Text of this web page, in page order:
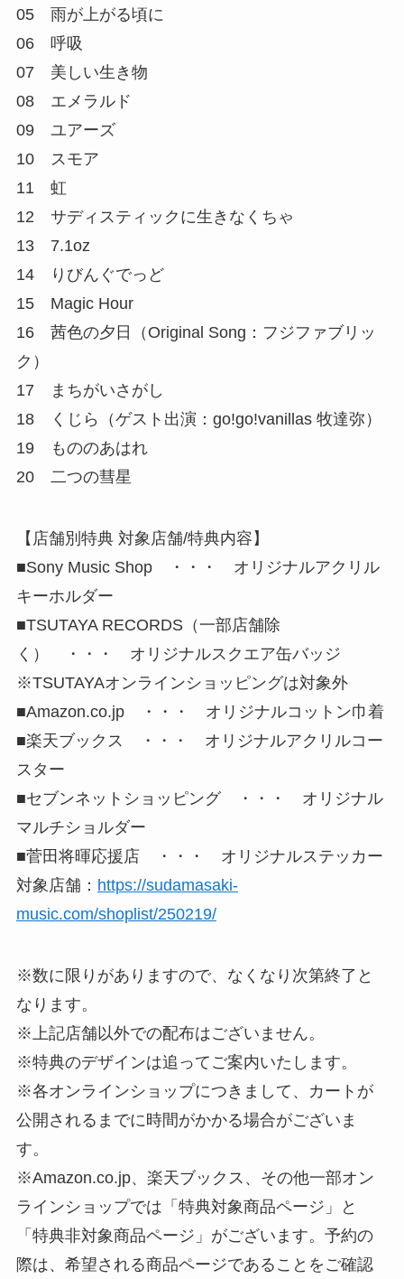
05 雨が上がる頃に
06 呼吸
07 美しい生き物
08 エメラルド
09 ユアーズ
10 スモア
11 虹
12 サディスティックに生きなくちゃ
13 7.1oz
14 りびんぐでっど
15 Magic Hour
16 茜色の夕日（Original Song：フジファブリッ
ク）
17 まちがいさがし
18 くじら（ゲスト出演：go!go!vanillas 牧達弥）
19 もののあはれ
20 二つの彗星
【店舗別特典 対象店舗/特典内容】
■Sony Music Shop ・・・ オリジナルアクリル
キーホルダー
■TSUTAYA RECORDS（一部店舗除
く） ・・・ オリジナルスクエア缶バッジ
※TSUTAYAオンラインショッピングは対象外
■Amazon.co.jp ・・・ オリジナルコットン巾着
■楽天ブックス ・・・ オリジナルアクリルコー
スター
■セブンネットショッピング ・・・ オリジナル
マルチショルダー
■菅田将暉応援店 ・・・ オリジナルステッカー
対象店舗： https://sudamasaki-
music.com/shoplist/250219/
※数に限りがありますので、なくなり次第終了と
なります。
※上記店舗以外での配布はございません。
※特典のデザインは追ってご案内いたします。
※各オンラインショップにつきまして、カートが
公開されるまでに時間がかかる場合がございま
す。
※Amazon.co.jp、楽天ブックス、その他一部オン
ラインショップでは「特典対象商品ページ」と
「特典非対象商品ページ」がございます。予約の
際は、希望される商品ページであることをご確認